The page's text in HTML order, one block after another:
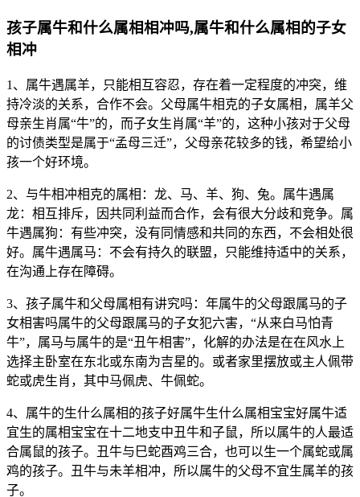
孩子属牛和什么属相相冲吗,属牛和什么属相的子女
相冲
1、属牛遇属羊，只能相互容忍，存在着一定程度的冲突，维
持冷淡的关系，合作不会。父母属牛相克的子女属相，属羊父
母亲生肖属“牛”的，而子女生肖属“羊”的，这种小孩对于父母
的讨债类型是属于“孟母三迁”，父母亲花较多的钱，希望给小
孩一个好环境。
2、与牛相冲相克的属相：龙、马、羊、狗、兔。属牛遇属
龙：相互排斥，因共同利益而合作，会有很大分歧和竞争。属
牛遇属狗：有些冲突，没有同情感和共同的东西，不会相处很
好。属牛遇属马：不会有持久的联盟，只能维持适中的关系，
在沟通上存在障碍。
3、孩子属牛和父母属相有讲究吗：年属牛的父母跟属马的子
女相害吗属牛的父母跟属马的子女犯六害，“从来白马怕青
牛”，属马与属牛的是“丑午相害”，化解的办法是在在风水上
选择主卧室在东北或东南为吉星的。或者家里摆放或主人佩带
蛇或虎生肖，其中马佩虎、牛佩蛇。
4、属牛的生什么属相的孩子好属牛生什么属相宝宝好属牛适
宜生的属相宝宝在十二地支中丑牛和子鼠，所以属牛的人最适
合属鼠的孩子。丑牛与巳蛇酉鸡三合，也可以生一个属蛇或属
鸡的孩子。丑牛与未羊相冲，所以属牛的父母不宜生属羊的孩
子。